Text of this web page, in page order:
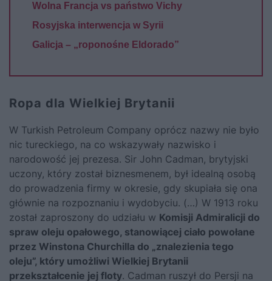
Wolna Francja vs państwo Vichy
Rosyjska interwencja w Syrii
Galicja – „roponośne Eldorado”
Ropa dla Wielkiej Brytanii
W Turkish Petroleum Company oprócz nazwy nie było
nic tureckiego, na co wskazywały nazwisko i
narodowość jej prezesa. Sir John Cadman, brytyjski
uczony, który został biznesmenem, był idealną osobą
do prowadzenia firmy w okresie, gdy skupiała się ona
głównie na rozpoznaniu i wydobyciu. (…) W 1913 roku
został zaproszony do udziału w Komisji Admiralicji do
spraw oleju opałowego, stanowiącej ciało powołane
przez Winstona Churchilla do „znalezienia tego
oleju”, który umożliwi Wielkiej Brytanii
przekształcenie jej floty. Cadman ruszył do Persji na